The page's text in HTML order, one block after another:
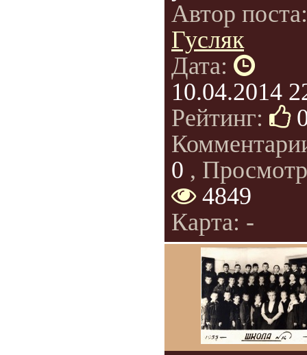
Автор
Гусляк
Дата:
10.04.2014
Рейтинг:
0 ,
4849
Карта: -